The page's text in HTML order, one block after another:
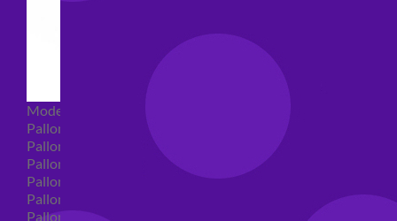
Modellabili
Palloncini mongolfiera in lattice
Palloncini Mini Shape
Palloncini Shape
Palloncini nascita shape
Palloncini Battesimo shape
Palloncini Altre Ricorrenze Shape